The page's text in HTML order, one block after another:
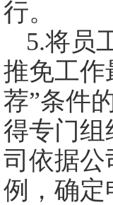
行。
5.将员
推免工作
荐”条件
得专门组
司依据公
例，确定